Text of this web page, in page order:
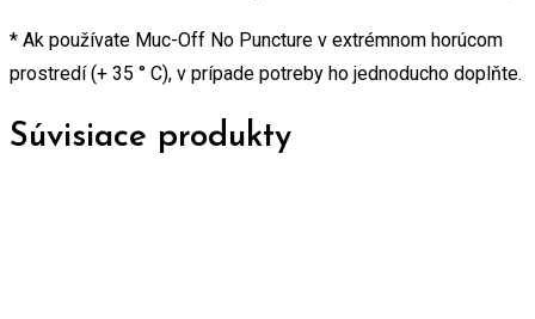
* Ak používate Muc-Off No Puncture v extrémnom horúcom
prostredí (+ 35 ° C), v prípade potreby ho jednoducho doplňte.
Súvisiace produkty